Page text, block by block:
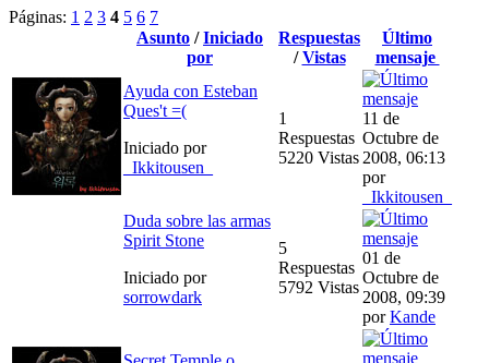
Páginas: 1 2 3 4 5 6 7
Asunto /Iniciado
por
Respuestas
/Vistas
Último
mensaje
Ayuda con Esteban
Ques't =(
Iniciado por
_Ikkitousen_
1
Respuestas
5220 Vistas
11 de
Octubre de
2008, 06:13
por
_Ikkitousen_
Duda sobre las armas
Spirit Stone
Iniciado por
sorrowdark
5
Respuestas
5792 Vistas
01 de
Octubre de
2008, 09:39
porKande